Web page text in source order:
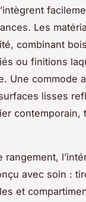
Les
combinant
ou finitions
Une commode
lisses
contemporain,
rangement,
avec soin :
et